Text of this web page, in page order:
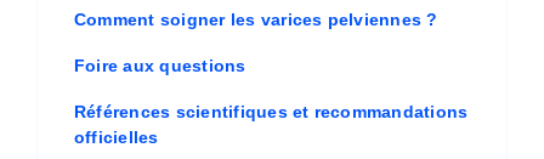
Comment soigner les varices pelviennes ?
Foire aux questions
Références scientifiques et recommandations
officielles